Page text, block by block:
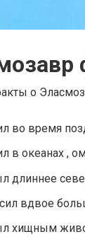
о
во время
в океанах ,
длиннее
вдвое
хищным